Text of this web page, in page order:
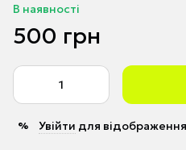
В наявності
500 грн
% Увійти для